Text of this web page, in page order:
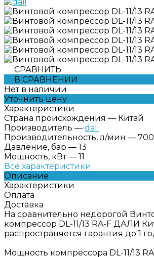
СРАВНИТЬ
В СРАВНЕНИИ
Нет в наличии
Уточнить цену
Характеристики
Страна происхождения — Китай
Производитель — dali
Производительность, л/мин —
Давление, бар — 13
Мощность, кВт — 11
Все характеристики
Описание
Характеристики
Оплата
Доставка
На сравнительно недорогой
компрессор DL-11/13 RA-F ДАЛИ
распространяется гарантия до 1
Мощность компрессора DL-11/13